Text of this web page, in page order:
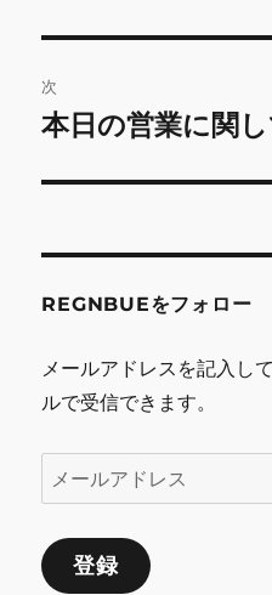
ビ
ゲ
ー
投
稿:
次
次
投
本日の営業に関
REGNBUEをフォロー
メールアドレスを記入し
ルで受信できます。
ー
ル
ア
登録